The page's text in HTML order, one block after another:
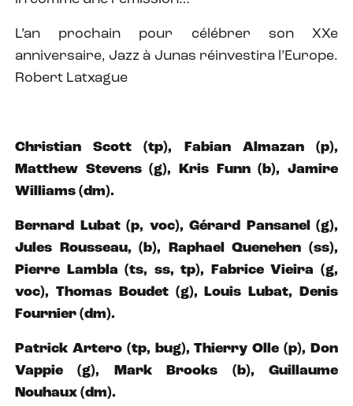
L’an prochain pour célébrer son XXe
anniversaire, Jazz à Junas réinvestira l’Europe.
Robert Latxague
Christian Scott (tp), Fabian Almazan (p),
Matthew Stevens (g), Kris Funn (b), Jamire
Williams (dm).
Bernard Lubat (p, voc), Gérard Pansanel (g),
Jules Rousseau, (b), Raphael Quenehen (ss),
Pierre Lambla (ts, ss, tp), Fabrice Vieira (g,
voc), Thomas Boudet (g), Louis Lubat, Denis
Fournier (dm).
Patrick Artero (tp, bug), Thierry Olle (p), Don
Vappie (g), Mark Brooks (b), Guillaume
Nouhaux (dm).